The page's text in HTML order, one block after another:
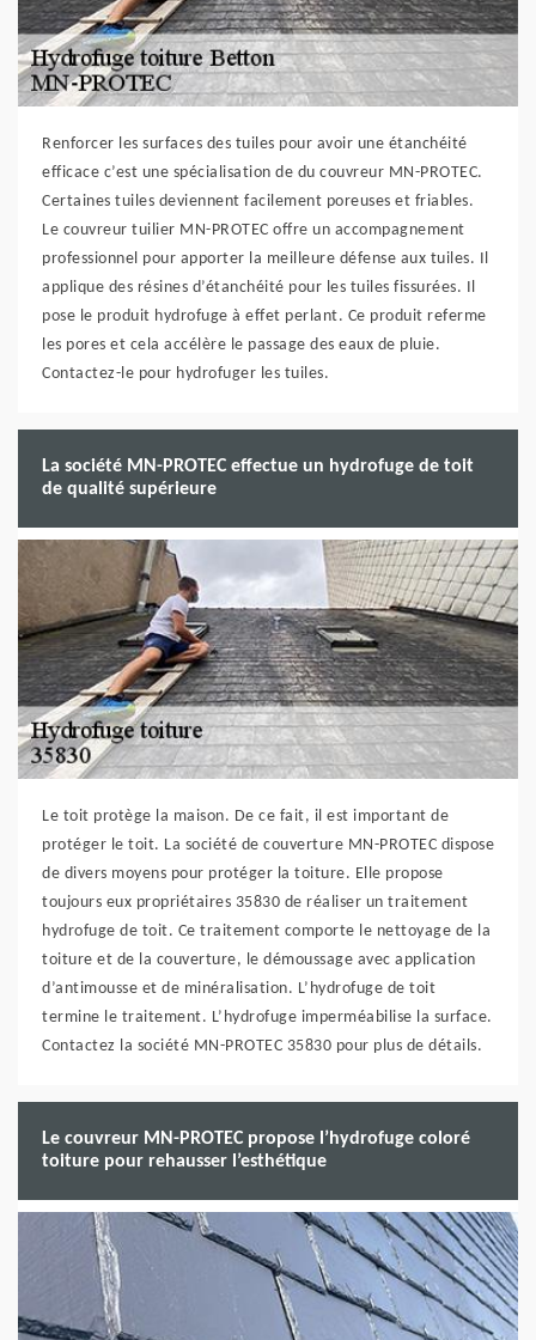
Renforcer les surfaces des tuiles pour avoir une étanchéité
efficace c’est une spécialisation de du couvreur MN-PROTEC.
Certaines tuiles deviennent facilement poreuses et friables.
Le couvreur tuilier MN-PROTEC offre un accompagnement
professionnel pour apporter la meilleure défense aux tuiles. Il
applique des résines d’étanchéité pour les tuiles fissurées. Il
pose le produit hydrofuge à effet perlant. Ce produit referme
les pores et cela accélère le passage des eaux de pluie.
Contactez-le pour hydrofuger les tuiles.
La société MN-PROTEC effectue un hydrofuge de toit
de qualité supérieure
Le toit protège la maison. De ce fait, il est important de
protéger le toit. La société de couverture MN-PROTEC dispose
de divers moyens pour protéger la toiture. Elle propose
toujours eux propriétaires 35830 de réaliser un traitement
hydrofuge de toit. Ce traitement comporte le nettoyage de la
toiture et de la couverture, le démoussage avec application
d’antimousse et de minéralisation. L’hydrofuge de toit
termine le traitement. L’hydrofuge imperméabilise la surface.
Contactez la société MN-PROTEC 35830 pour plus de détails.
Le couvreur MN-PROTEC propose l’hydrofuge coloré
toiture pour rehausser l’esthétique